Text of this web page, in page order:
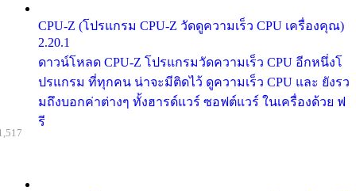
CPU-Z (โปรแกรม CPU-Z วัดดูความเร็ว CPU เครื่องคุณ)
2.20.1
ดาวน์โหลด CPU-Z โปรแกรมวัดความเร็ว CPU อีกหนึ่งโ
ปรแกรม ที่ทุกคน น่าจะมีติดไว้ ดูความเร็ว CPU และ ยังรว
มถึงบอกค่าต่างๆ ทั้งฮารด์แวร์ ซอฟต์แวร์ ในเครื่องด้วย ฟ
รี